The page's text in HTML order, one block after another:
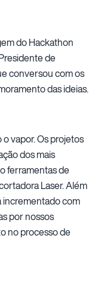
do Hackathon
de
conversou com os
das ideias.
vapor. Os projetos
dos mais
ferramentas de
Laser. Além
incrementado com
por nossos
no processo de